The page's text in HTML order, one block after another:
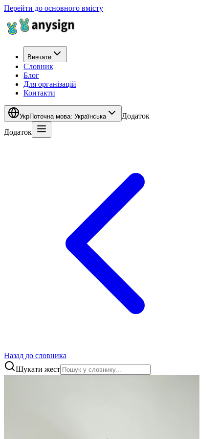
Перейти до основного вмісту
Вивчати
Словник
Блог
Для організацій
Контакти
УкрПоточна мова: Українська
Додаток
Додаток
Назад до словника
Шукати жест